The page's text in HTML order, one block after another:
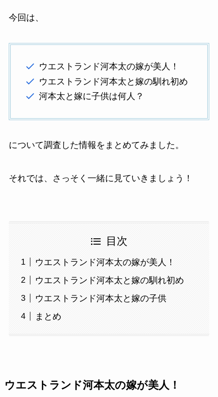
今回は、
ウエストランド河本太の嫁が美人！
ウエストランド河本太と嫁の馴れ初め
河本太と嫁に子供は何人？
について調査した情報をまとめてみました。
それでは、さっそく一緒に見ていきましょう！
目次
ウエストランド河本太の嫁が美人！
ウエストランド河本太と嫁の馴れ初め
ウエストランド河本太と嫁の子供
まとめ
ウエストランド河本太の嫁が美人！